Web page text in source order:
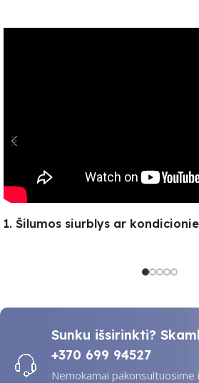
1. Šilumos siurblys ar
Sunku išsirinkti?
+370 699 94527
Nemokamai pakonsultuosime